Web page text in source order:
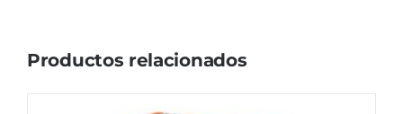
Productos relacionados